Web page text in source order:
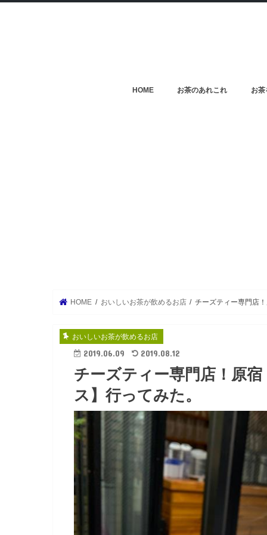
HOME お茶のあれこれ お茶
HOME おいしいお茶が飲めるお店 チーズティー専門店
おいしいお茶が飲めるお店
2019.06.09 2019.08.12
チーズティー専門店！原
ス】行ってみた。